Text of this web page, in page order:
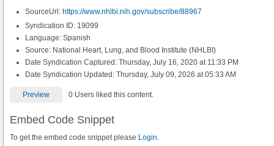
SourceUrl: https://www.nhlbi.nih.gov/subscribe/88967
Syndication ID: 19099
Language: Spanish
Source: National Heart, Lung, and Blood Institute (NHLBI)
Date Syndication Captured: Thursday, July 16, 2020 at 11:33 PM
Date Syndication Updated: Thursday, July 09, 2026 at 05:33 AM
Preview 0 Users liked this content.
Embed Code Snippet
To get the embed code snippet please Login.